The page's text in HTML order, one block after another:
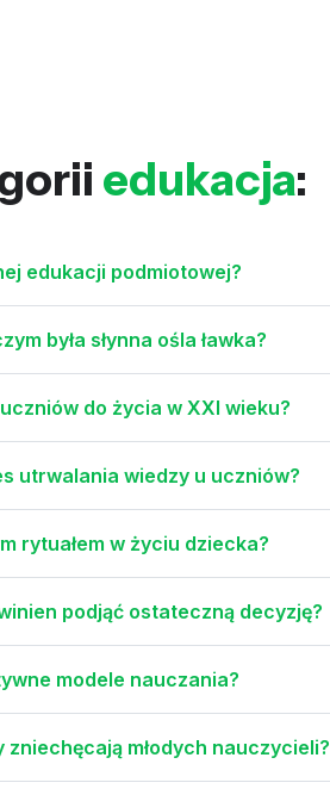
edukacja:
edukacji podmiotowej?
była słynna ośla ławka?
do życia w XXI wieku?
utrwalania wiedzy u uczniów?
rytuałem w życiu dziecka?
podjąć ostateczną decyzję?
modele nauczania?
młodych nauczycieli?